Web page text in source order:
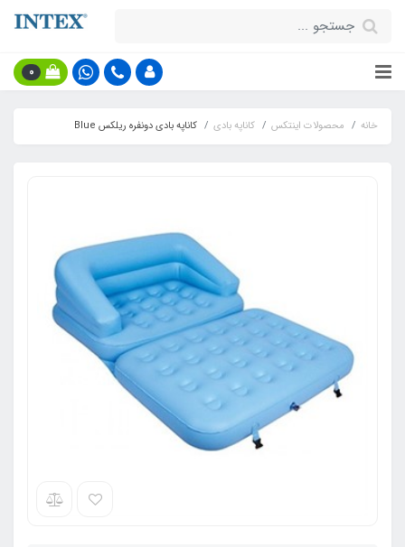
0
خانه محصولات اینتکس کاناپه بادی کاناپه بادی دونفره ریلکس Blue